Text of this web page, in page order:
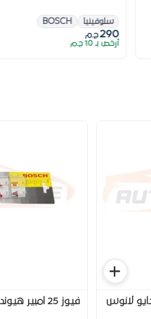
سلوفينيا BOSCH
290 ج.م
أرخص بـ 10 ج.م
لانوس
فيوز 25 امبير هيونداي ماتريكس